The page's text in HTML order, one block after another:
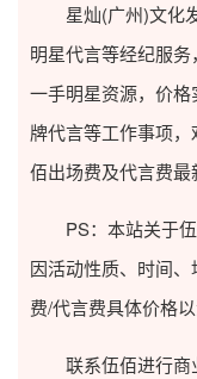
星灿(广州)文化发
明星代言等经纪服务
一手明星资源，价
牌代言等工作事项
佰出场费及代言费最
PS：本站关于伍
因活动性质、时间
费/代言费具体价格以
联系伍佰进行商